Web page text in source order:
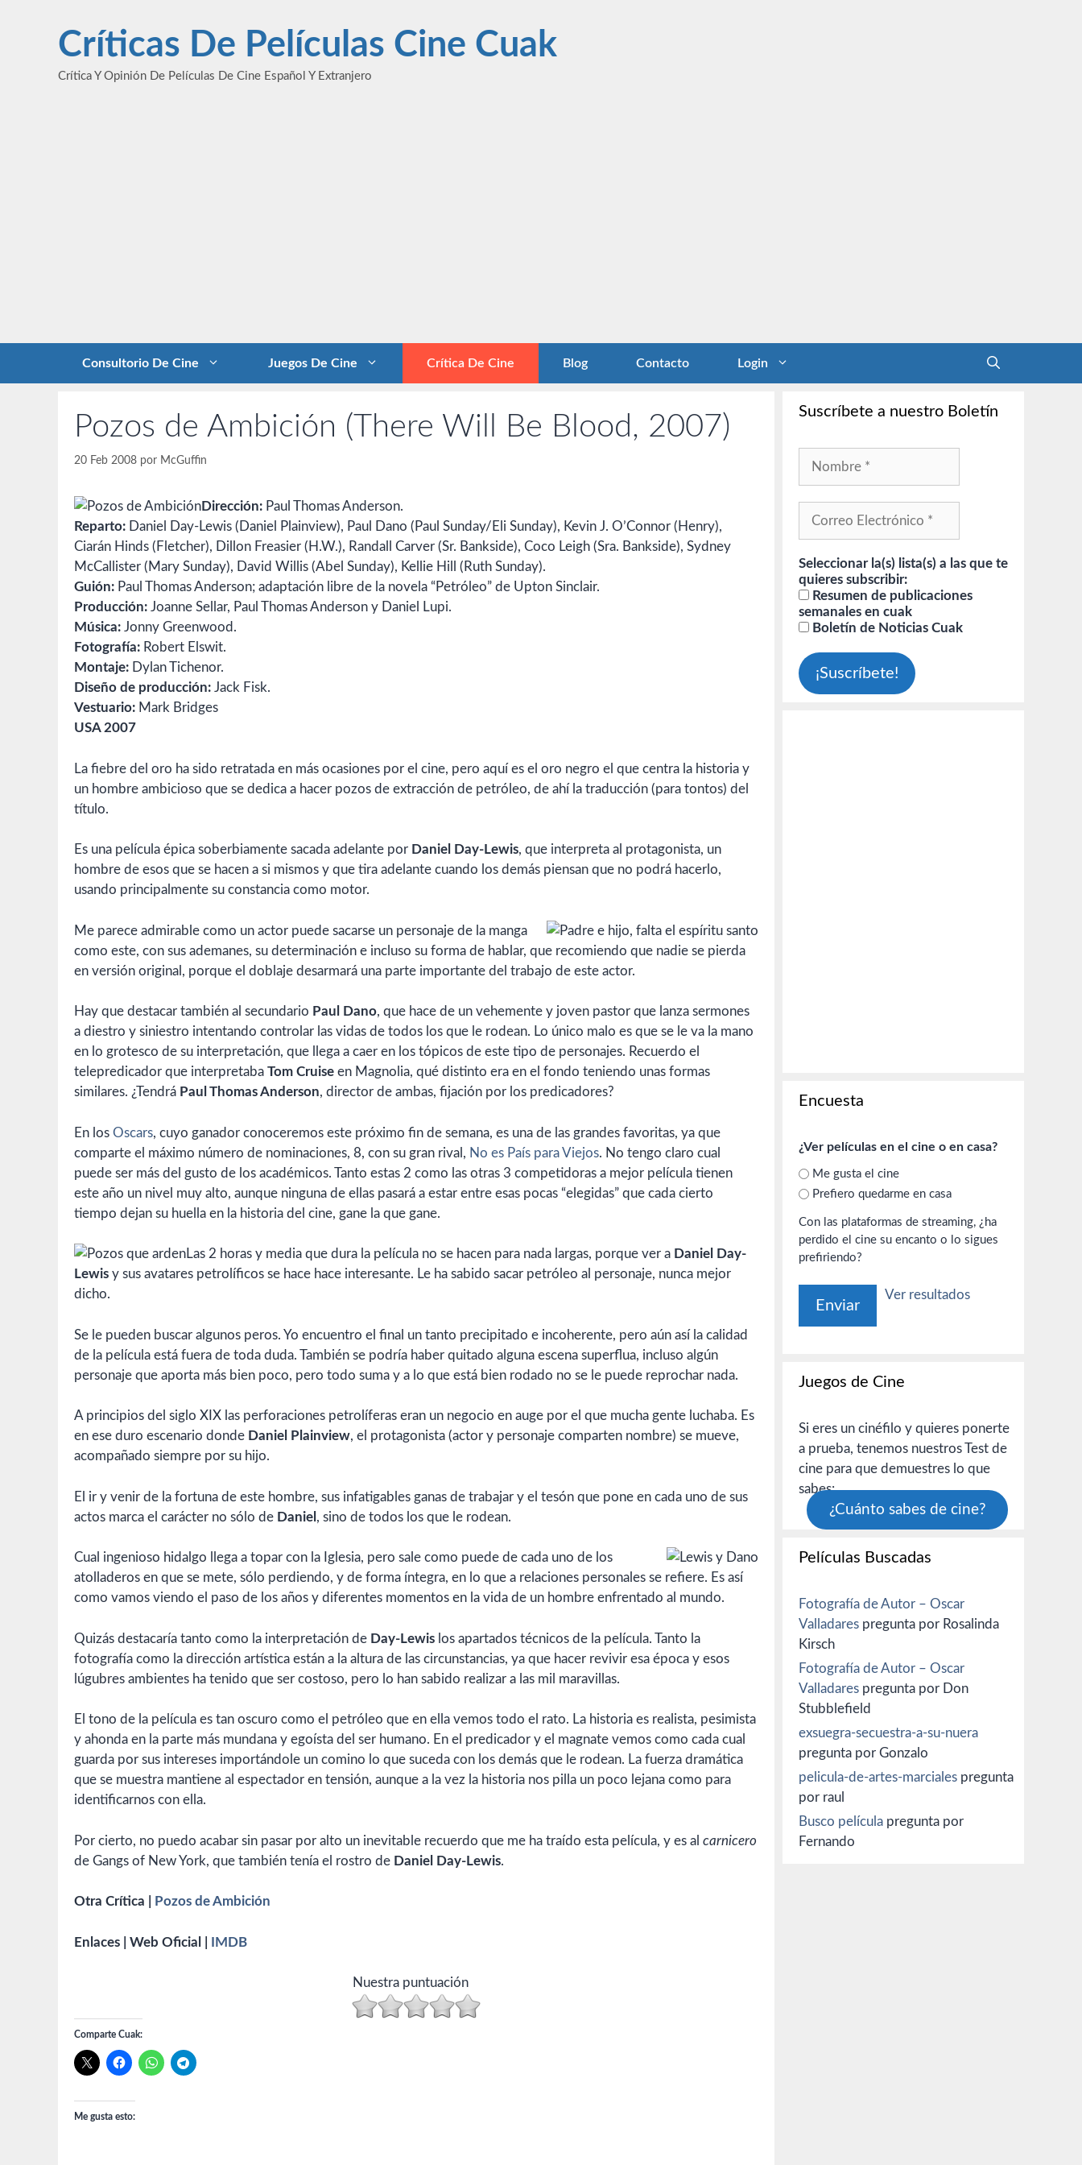
contenidoCríticas De Películas Cine Cuak
Crítica Y Opinión De Películas De Cine Español Y Extranjero
Consultorio De Cine Juegos De Cine Crítica De Cine Blog Contacto Login
Pozos de Ambición (There Will Be Blood, 2007)
20 Feb 2008 por McGuffin
Dirección: Paul Thomas Anderson.
Reparto: Daniel Day-Lewis (Daniel Plainview), Paul Dano (Paul Sunday/Eli Sunday), Kevin J. O’Connor (Henry),
Ciarán Hinds (Fletcher), Dillon Freasier (H.W.), Randall Carver (Sr. Bankside), Coco Leigh (Sra. Bankside), Sydney
McCallister (Mary Sunday), David Willis (Abel Sunday), Kellie Hill (Ruth Sunday).
Guión: Paul Thomas Anderson; adaptación libre de la novela “Petróleo” de Upton Sinclair.
Producción: Joanne Sellar, Paul Thomas Anderson y Daniel Lupi.
Música: Jonny Greenwood.
Fotografía: Robert Elswit.
Montaje: Dylan Tichenor.
Diseño de producción: Jack Fisk.
Vestuario: Mark Bridges
USA 2007
La fiebre del oro ha sido retratada en más ocasiones por el cine, pero aquí es el oro negro el que centra la historia y
un hombre ambicioso que se dedica a hacer pozos de extracción de petróleo, de ahí la traducción (para tontos) del
título.
Es una película épica soberbiamente sacada adelante por Daniel Day-Lewis, que interpreta al protagonista, un
hombre de esos que se hacen a si mismos y que tira adelante cuando los demás piensan que no podrá hacerlo,
usando principalmente su constancia como motor.
Me parece admirable como un actor puede sacarse un personaje de la manga
como este, con sus ademanes, su determinación e incluso su forma de hablar, que recomiendo que nadie se pierda
en versión original, porque el doblaje desarmará una parte importante del trabajo de este actor.
Hay que destacar también al secundario Paul Dano, que hace de un vehemente y joven pastor que lanza sermones
a diestro y siniestro intentando controlar las vidas de todos los que le rodean. Lo único malo es que se le va la mano
en lo grotesco de su interpretación, que llega a caer en los tópicos de este tipo de personajes. Recuerdo el
telepredicador que interpretaba Tom Cruise en Magnolia, qué distinto era en el fondo teniendo unas formas
similares. ¿Tendrá Paul Thomas Anderson, director de ambas, fijación por los predicadores?
En los Oscars, cuyo ganador conoceremos este próximo fin de semana, es una de las grandes favoritas, ya que
comparte el máximo número de nominaciones, 8, con su gran rival, No es País para Viejos. No tengo claro cual
puede ser más del gusto de los académicos. Tanto estas 2 como las otras 3 competidoras a mejor película tienen
este año un nivel muy alto, aunque ninguna de ellas pasará a estar entre esas pocas “elegidas” que cada cierto
tiempo dejan su huella en la historia del cine, gane la que gane.
Las 2 horas y media que dura la película no se hacen para nada largas, porque ver a Daniel Day-
Lewis y sus avatares petrolíficos se hace hace interesante. Le ha sabido sacar petróleo al personaje, nunca mejor
dicho.
Se le pueden buscar algunos peros. Yo encuentro el final un tanto precipitado e incoherente, pero aún así la calidad
de la película está fuera de toda duda. También se podría haber quitado alguna escena superflua, incluso algún
personaje que aporta más bien poco, pero todo suma y a lo que está bien rodado no se le puede reprochar nada.
A principios del siglo XIX las perforaciones petrolíferas eran un negocio en auge por el que mucha gente luchaba. Es
en ese duro escenario donde Daniel Plainview, el protagonista (actor y personaje comparten nombre) se mueve,
acompañado siempre por su hijo.
El ir y venir de la fortuna de este hombre, sus infatigables ganas de trabajar y el tesón que pone en cada uno de sus
actos marca el carácter no sólo de Daniel , sino de todos los que le rodean.
Cual ingenioso hidalgo llega a topar con la Iglesia, pero sale como puede de cada uno de los
atolladeros en que se mete, sólo perdiendo, y de forma íntegra, en lo que a relaciones personales se refiere. Es así
como vamos viendo el paso de los años y diferentes momentos en la vida de un hombre enfrentado al mundo.
Quizás destacaría tanto como la interpretación de Day-Lewis los apartados técnicos de la película. Tanto la
fotografía como la dirección artística están a la altura de las circunstancias, ya que hacer revivir esa época y esos
lúgubres ambientes ha tenido que ser costoso, pero lo han sabido realizar a las mil maravillas.
El tono de la película es tan oscuro como el petróleo que en ella vemos todo el rato. La historia es realista, pesimista
y ahonda en la parte más mundana y egoísta del ser humano. En el predicador y el magnate vemos como cada cual
guarda por sus intereses importándole un comino lo que suceda con los demás que le rodean. La fuerza dramática
que se muestra mantiene al espectador en tensión, aunque a la vez la historia nos pilla un poco lejana como para
identificarnos con ella.
Por cierto, no puedo acabar sin pasar por alto un inevitable recuerdo que me ha traído esta película, y es al carnicero
de Gangs of New York, que también tenía el rostro de Daniel Day-Lewis.
Otra Crítica | Pozos de Ambición
Enlaces | Web Oficial | IMDB
Nuestra puntuación
Comparte Cuak:
Me gusta esto:
Suscríbete a nuestro Boletín
Seleccionar la(s) lista(s) a las que te
quieres subscribir:
Resumen de publicaciones
semanales en cuak
Boletín de Noticias Cuak
Encuesta
¿Ver películas en el cine o en casa?
Me gusta el cine
Prefiero quedarme en casa
Con las plataformas de streaming, ¿ha
perdido el cine su encanto o lo sigues
prefiriendo?
Ver resultados
Juegos de Cine
Si eres un cinéfilo y quieres ponerte
a prueba, tenemos nuestros Test de
cine para que demuestres lo que
sabes:
¿Cuánto sabes de cine?
Películas Buscadas
Fotografía de Autor – Oscar
Valladares pregunta por Rosalinda
Kirsch
Fotografía de Autor – Oscar
Valladares pregunta por Don
Stubblefield
exsuegra-secuestra-a-su-nuera
pregunta por Gonzalo
pelicula-de-artes-marciales pregunta
por raul
Busco película pregunta por
Fernando